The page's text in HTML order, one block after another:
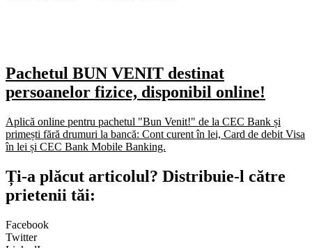
Pachetul BUN VENIT destinat
persoanelor fizice, disponibil online!
Aplică online pentru pachetul "Bun Venit!" de la CEC Bank și
primești fără drumuri la bancă: Cont curent în lei, Card de debit Visa
în lei și CEC Bank Mobile Banking.​
Ți-a plăcut articolul? Distribuie-l către
prietenii tăi:
Facebook
Twitter